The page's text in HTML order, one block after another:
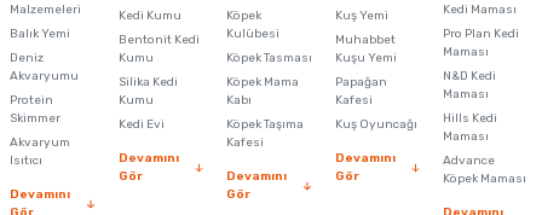
Ürün resmi kalitesiz, bozuk veya görüntülenemiyor.
Ürün açıklamasında eksik bilgiler bulunuyor.
Ürün bilgilerinde hatalar bulunuyor.
Ürün fiyatı diğer sitelerden daha pahalı.
Bu ürüne benzer farklı alternatifler olmalı.
Malzemeleri
Balık Yemi
Deniz
Akvaryumu
Protein
Skimmer
Akvaryum
Isıtıcı
Devamını
Gör
Kedi Kumu
Bentonit Kedi
Kumu
Silika Kedi
Kumu
Kedi Evi
Devamını
Gör
Köpek
Kulübesi
Köpek Tasması
Köpek Mama
Kabı
Köpek Taşıma
Kafesi
Devamını
Gör
Kuş Yemi
Muhabbet
Kuşu Yemi
Papağan
Kafesi
Kuş Oyuncağı
Devamını
Gör
Kedi Maması
Pro Plan Kedi
Maması
N&D Kedi
Maması
Hills Kedi
Maması
Advance
Köpek Maması
Devamını